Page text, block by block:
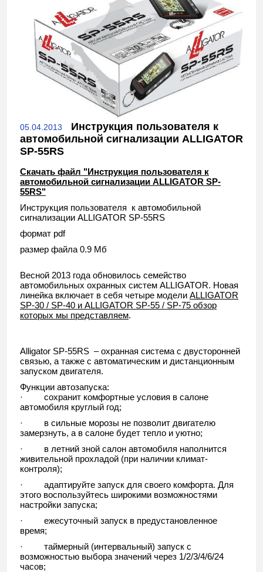
05.04.2013
Инструкция пользователя к
автомобильной сигнализации ALLIGATOR
SP-55RS
Скачать файл "Инструкция пользователя к
автомобильной сигнализации ALLIGATOR SP-
55RS"
Инструкция пользователя к автомобильной
сигнализации ALLIGATOR SP-55RS
формат pdf
размер файла 0.9 Мб
Весной 2013 года обновилось семейство
автомобильных охранных систем ALLIGATOR. Новая
линейка включает в себя четыре модели ALLIGATOR
SP-30 / SP-40 и ALLIGATOR SP-55 / SP-75 обзор
которых мы представляем.
Alligator SP-55RS – охранная система с двусторонней
связью, а также с автоматическим и дистанционным
запуском двигателя.
Функции автозапуска:
·
сохранит комфортные условия в салоне
автомобиля круглый год;
·
в сильные морозы не позволит двигателю
замерзнуть, а в салоне будет тепло и уютно;
·
в летний зной салон автомобиля наполнится
живительной прохладой (при наличии климат-
контроля);
·
адаптируйте запуск для своего комфорта. Для
этого воспользуйтесь широкими возможностями
настройки запуска;
·
ежесуточный запуск в предустановленное
время;
·
таймерный (интервальный) запуск с
возможностью выбора значений через 1/2/3/4/6/24
часов;